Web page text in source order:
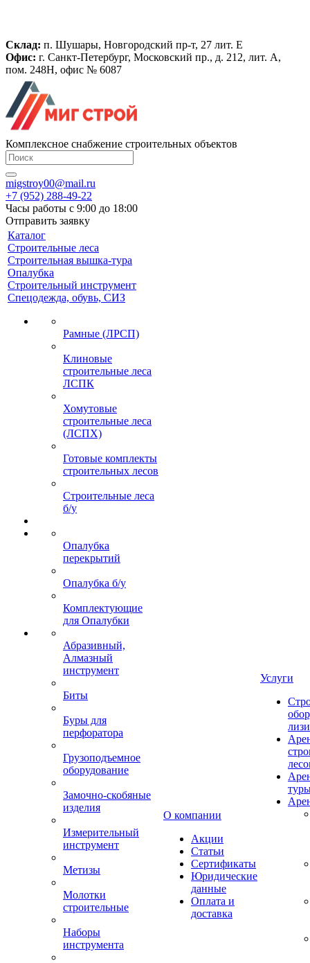
Склад: п. Шушары, Новгородский пр-т, 27 лит. Е
Офис: г. Санкт-Петербург, Московский пр., д. 212, лит. А,
пом. 248Н, офис № 6087
Комплексное снабжение строительных объектов
migstroy00@mail.ru
+7 (952) 288-49-22
Часы работы с 9:00 до 18:00
Отправить заявку
Каталог
Строительные леса
Строительная вышка-тура
Опалубка
Строительный инструмент
Спецодежда, обувь, СИЗ
Рамные (ЛРСП)
Клиновые
строительные леса
ЛСПК
Хомутовые
строительные леса
(ЛСПХ)
Готовые комплекты
строительных лесов
Строительные леса
б/у
Опалубка
перекрытий
Опалубка б/у
Комплектующие
для Опалубки
Абразивный,
Алмазный
инструмент
Биты
Буры для
перфоратора
Грузоподъемное
оборудование
Замочно-скобяные
изделия
Измерительный
инструмент
Метизы
Молотки
строительные
Наборы
инструмента
О компании
Акции
Статьи
Сертификаты
Юридические
данные
Оплата и
доставка
Услуги